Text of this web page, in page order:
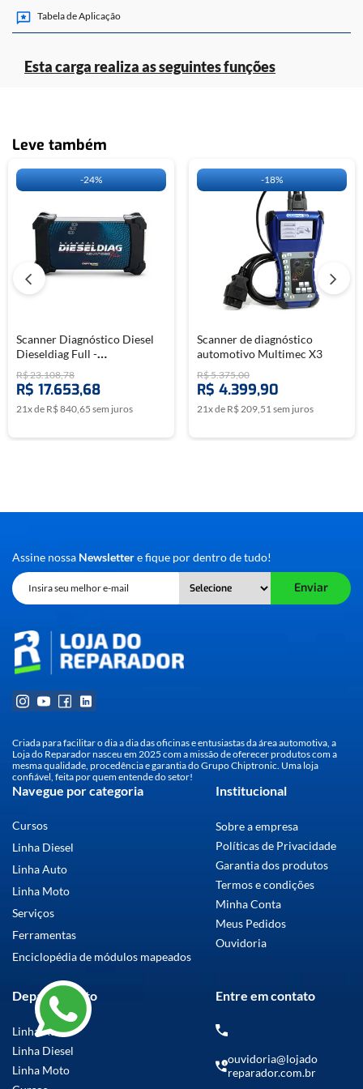
Tabela de Aplicação
Esta carga realiza as seguintes funções
Leve também
-24%
Scanner Diagnóstico Diesel
Dieseldiag Full -
CHIPTRONIC
R$23.108,78
R$ 17.653,68
21x de R$840,65 sem juros
-18%
Scanner de diagnóstico
automotivo Multimec X3
R$5.375,00
R$ 4.399,90
21x de R$209,51sem juros
Assine nossa Newslettere fique por dentro de tudo!
Enviar
Criada para facilitar o dia a dia das oficinas e entusiastas da área automotiva, a
Loja do Reparador nasceu em 2025 com a missão de oferecer produtos com a
mesma qualidade, procedência e garantia do Grupo Chiptronic. Uma loja
confiável, feita por quem entende do setor!
Navegue por categoria
Cursos
Linha Diesel
Linha Auto
Linha Moto
Serviços
Ferramentas
Enciclopédia de módulos mapeados
Institucional
Sobre a empresa
Políticas de Privacidade
Garantia dos produtos
Termos e condições
Minha Conta
Meus Pedidos
Ouvidoria
Departamento
Linha Auto
Linha Diesel
Linha Moto
Entre em contato
ouvidoria@lojado
reparador.com.br